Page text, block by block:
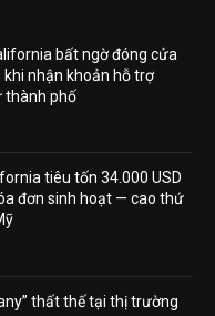
bất ngờ đóng cửa
khi nhận khoản hỗ trợ
thành phố
tiêu tốn 34.000 USD
đơn sinh hoạt — cao thứ
thất thế tại thị trường